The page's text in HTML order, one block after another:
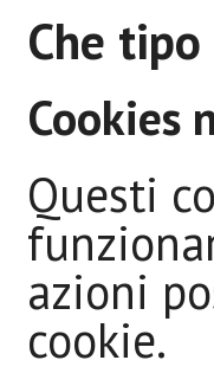
Che
Cookies
Questi
azioni
cookie.